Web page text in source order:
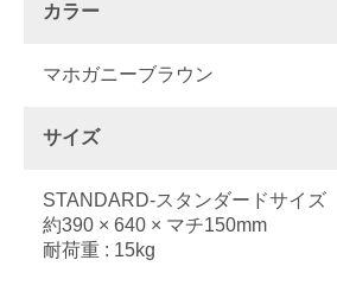
カラー
マホガニーブラウン
サイズ
STANDARD-スタンダードサイズ
約390 × 640 × マチ150mm
耐荷重 : 15kg